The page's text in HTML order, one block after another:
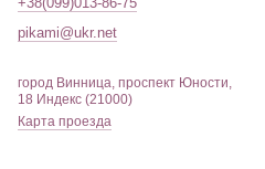
pikami@ukr.net
город Винница, проспект Юности,
18 Индекс (21000)
Карта проезда